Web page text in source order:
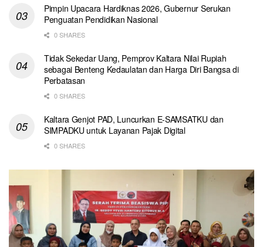
Pimpin Upacara Hardiknas 2026, Gubernur Serukan
Penguatan Pendidikan Nasional
0 SHARES
Tidak Sekedar Uang, Pemprov Kaltara Nilai Rupiah
sebagai Benteng Kedaulatan dan Harga Diri Bangsa di
Perbatasan
0 SHARES
Kaltara Genjot PAD, Luncurkan E-SAMSATKU dan
SIMPADKU untuk Layanan Pajak Digital
0 SHARES